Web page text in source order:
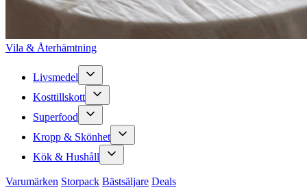
Vila & Återhämtning
Livsmedel
Kosttillskott
Superfood
Kropp & Skönhet
Kök & Hushåll
Varumärken Storpack Bästsäljare Deals